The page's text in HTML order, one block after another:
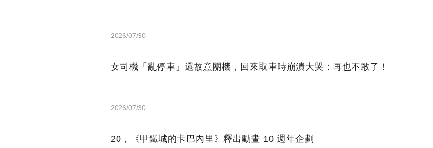
2026/07/30
女司機「亂停車」還故意關機，回來取車時崩潰大哭：再也不敢了！
2026/07/30
20，《甲鐵城的卡巴內里》釋出動畫 10 週年企劃